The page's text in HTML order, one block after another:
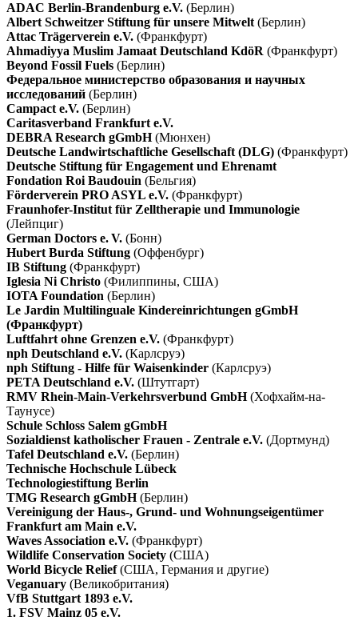
ADAC Berlin-Brandenburg e.V. (Берлин)
Albert Schweitzer Stiftung für unsere Mitwelt (Берлин)
Attac Trägerverein e.V. (Франкфурт)
Ahmadiyya Muslim Jamaat Deutschland KdöR (Франкфурт)
Beyond Fossil Fuels (Берлин)
Федеральное министерство образования и научных
исследований (Берлин)
Campact e.V. (Берлин)
Caritasverband Frankfurt e.V.
DEBRA Research gGmbH(Мюнхен)
Deutsche Landwirtschaftliche Gesellschaft (DLG) (Франкфурт)
Deutsche Stiftung für Engagement und Ehrenamt
Fondation Roi Baudouin (Бельгия)
Förderverein PRO ASYL e.V. (Франкфурт)
Fraunhofer-Institut für Zelltherapie und Immunologie
(Лейпциг)
German Doctors e. V. (Бонн)
Hubert Burda Stiftung (Оффенбург)
IB Stiftung (Франкфурт)
Iglesia Ni Christo (Филиппины, США)
IOTA Foundation (Берлин)
Le Jardin Multilinguale Kindereinrichtungen gGmbH
(Франкфурт)
Luftfahrt ohne Grenzen e.V. (Франкфурт)
nph Deutschland e.V. (Карлсруэ)
nph Stiftung - Hilfe für Waisenkinder (Карлсруэ)
PETA Deutschland e.V. (Штутгарт)
RMV Rhein-Main-Verkehrsverbund GmbH(Хофхайм-на-
Таунусе)
Schule Schloss Salem gGmbH
Sozialdienst katholischer Frauen - Zentrale e.V. (Дортмунд)
Tafel Deutschland e.V. (Берлин)
Technische Hochschule Lübeck
Technologiestiftung Berlin
TMG Research gGmbH(Берлин)
Vereinigung der Haus-, Grund- und Wohnungseigentümer
Frankfurt am Main e.V.
Waves Association e.V. (Франкфурт)
Wildlife Conservation Society (США)
World Bicycle Relief(США, Германия и другие)
Veganuary (Великобритания)
VfB Stuttgart 1893 e.V.
1. FSV Mainz 05 e.V.